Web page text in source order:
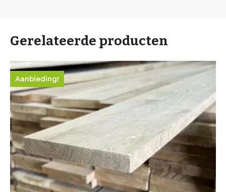
Gerelateerde producten
Aanbieding!